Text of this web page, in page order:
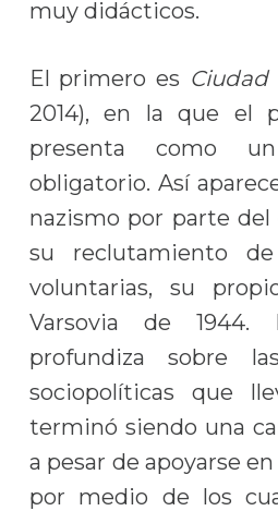
muy didácticos.
El primero es Ciudad
2014), en la que el
presenta como
obligatorio. Así
nazismo por parte
su reclutamiento
voluntarias, su
Varsovia de 1944.
profundiza sobre
sociopolíticas que
terminó siendo una
a pesar de apoyarse
por medio de los